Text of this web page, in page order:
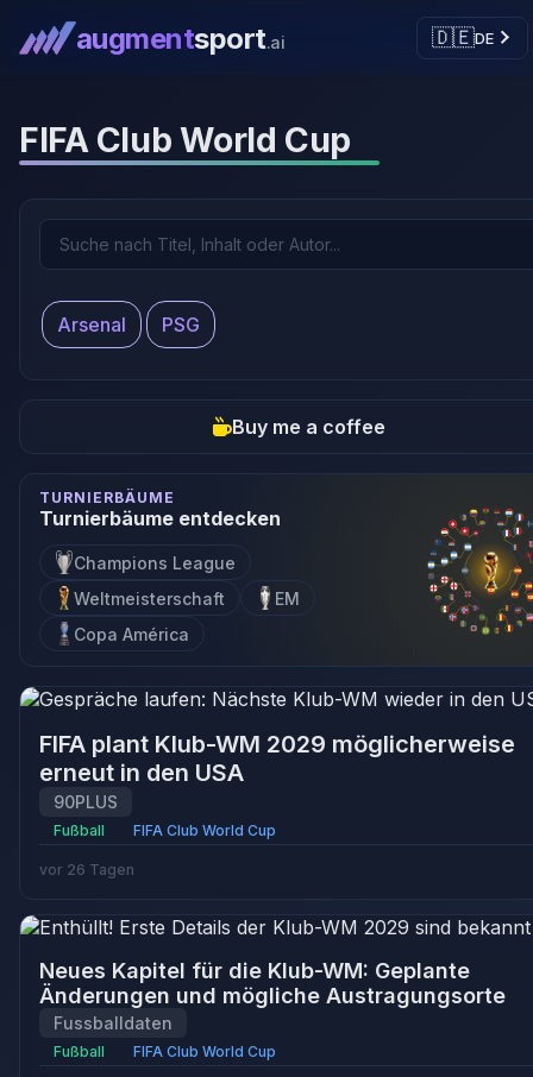
augmentsport.ai 🇩🇪DE
FIFA Club World Cup
Arsenal PSG
Buy me a coffee
TURNIERBÄUME
Turnierbäume entdecken
Champions League
Weltmeisterschaft
EM
Copa América
FIFA plant Klub-WM 2029 möglicherweise
erneut in den USA
90PLUS
Fußball FIFA Club World Cup
vor 26 Tagen
Neues Kapitel für die Klub-WM: Geplante
Änderungen und mögliche Austragungsorte
Fussballdaten
Fußball FIFA Club World Cup